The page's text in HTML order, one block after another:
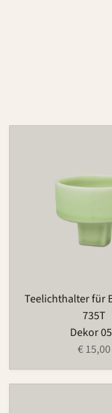
Teelichthalter für
735T
Dekor
€ 15,00